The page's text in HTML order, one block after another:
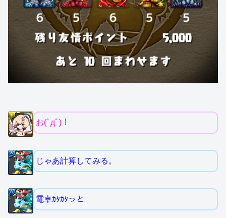
お(ﾟдﾟ)！
じゃあ計算してみる。
電卓ｶﾀｶﾀっと